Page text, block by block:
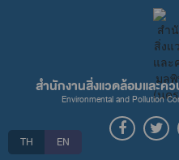
สำนักงานสิ่งแวดล้อมและ
Environmental and Pollution
TH EN